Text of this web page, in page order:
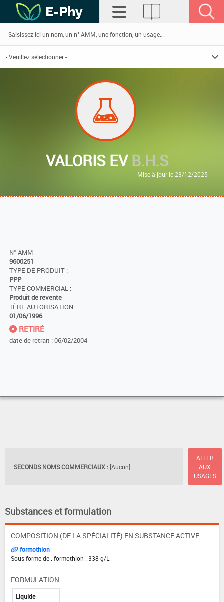
VALORIS EVB.H.S
Mise à jour le 23/12/2025
N° AMM
9600251
TYPE DE PRODUIT :
PPP
TYPE COMMERCIAL :
Produit de revente
1ÈRE AUTORISATION :
01/06/1996
RETIRÉ
date de retrait : 06/02/2004
SECONDS NOMS COMMERCIAUX : [Aucun]
ALLER
AUX
USAGES
Substances et formulation
COMPOSITION (DE LA SPÉCIALITÉ) EN SUBSTANCE ACTIVE
formothion
Sous forme de : formothion : 338 g/L
FORMULATION
Liquide